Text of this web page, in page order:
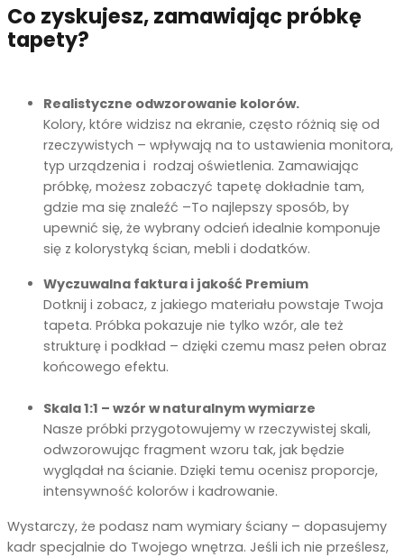
Co zyskujesz, zamawiając próbkę
tapety?
Realistyczne odwzorowanie kolorów.
Kolory, które widzisz na ekranie, często różnią się od
rzeczywistych – wpływają na to ustawienia monitora,
typ urządzenia i rodzaj oświetlenia. Zamawiając
próbkę, możesz zobaczyć tapetę dokładnie tam,
gdzie ma się znaleźć –To najlepszy sposób, by
upewnić się, że wybrany odcień idealnie komponuje
się z kolorystyką ścian, mebli i dodatków.
Wyczuwalna faktura i jakość Premium
Dotknij i zobacz, z jakiego materiału powstaje Twoja
tapeta. Próbka pokazuje nie tylko wzór, ale też
strukturę i podkład – dzięki czemu masz pełen obraz
końcowego efektu.
Skala 1:1 – wzór w naturalnym wymiarze
Nasze próbki przygotowujemy w rzeczywistej skali,
odwzorowując fragment wzoru tak, jak będzie
wyglądał na ścianie. Dzięki temu ocenisz proporcje,
intensywność kolorów i kadrowanie.
Wystarczy, że podasz nam wymiary ściany – dopasujemy
kadr specjalnie do Twojego wnętrza. Jeśli ich nie prześlesz,